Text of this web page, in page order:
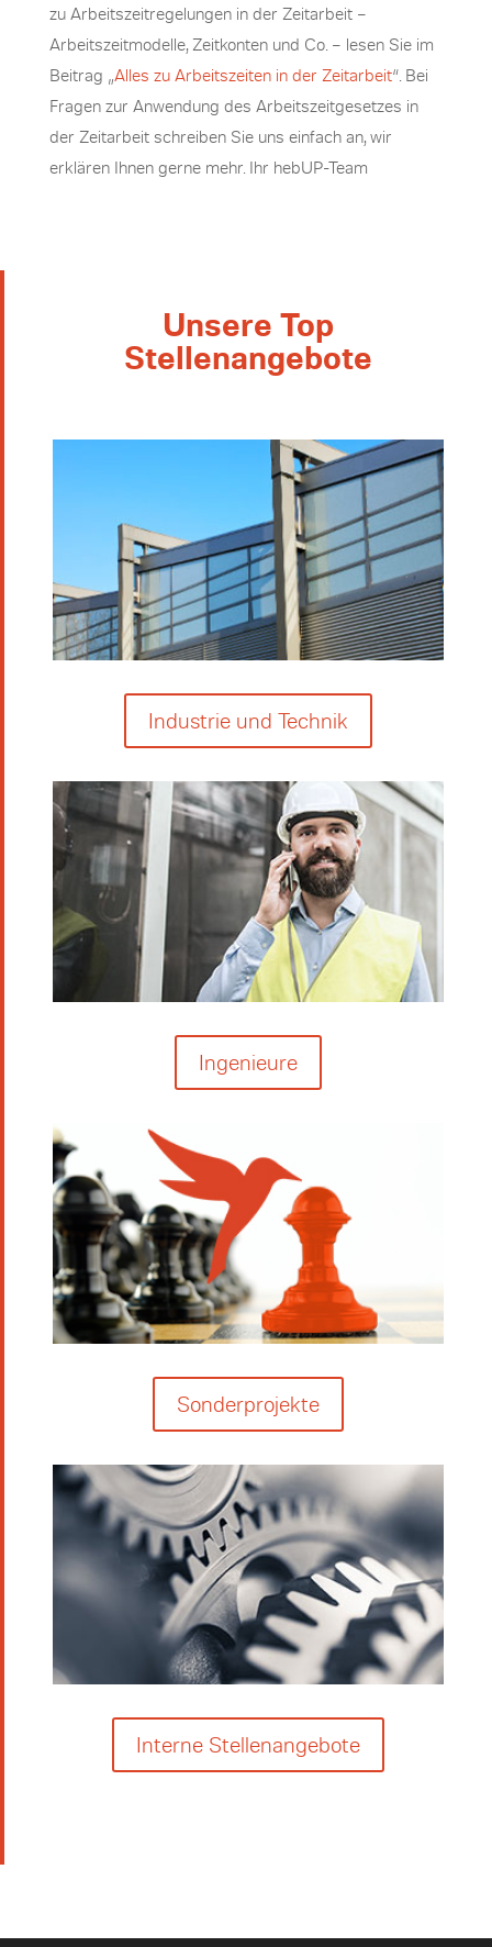
zu Arbeitszeitregelungen in der Zeitarbeit –
Arbeitszeitmodelle, Zeitkonten und Co. – lesen Sie im
Beitrag „Alles zu Arbeitszeiten in der Zeitarbeit“. Bei
Fragen zur Anwendung des Arbeitszeitgesetzes in
der Zeitarbeit schreiben Sie uns einfach an, wir
erklären Ihnen gerne mehr. Ihr hebUP-Team
Unsere Top
Stellenangebote
Industrie und Technik
Ingenieure
Sonderprojekte
Interne Stellenangebote